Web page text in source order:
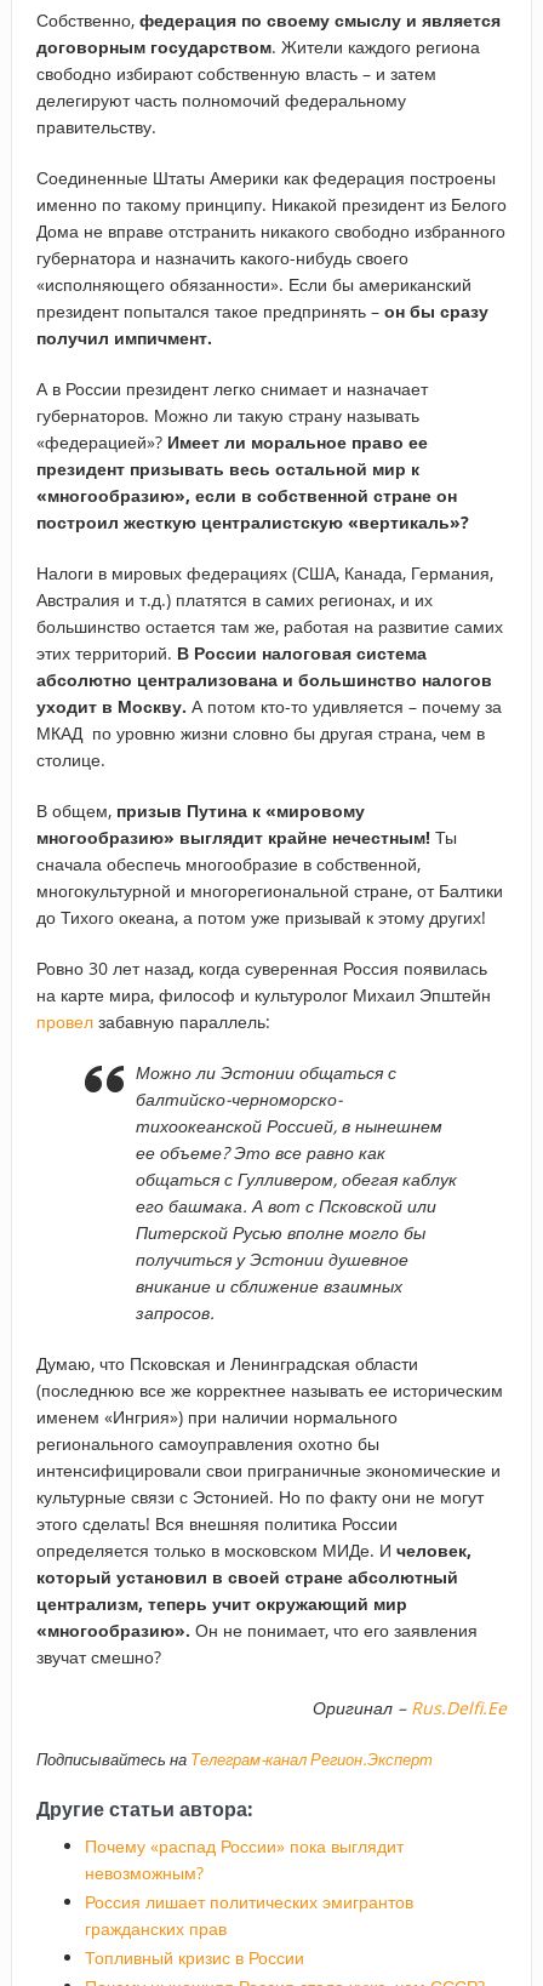
Собственно, федерация по своему смыслу и является
договорным государством. Жители каждого региона
свободно избирают собственную власть – и затем
делегируют часть полномочий федеральному
правительству.
Соединенные Штаты Америки как федерация построены
именно по такому принципу. Никакой президент из Белого
Дома не вправе отстранить никакого свободно избранного
губернатора и назначить какого-нибудь своего
«исполняющего обязанности». Если бы американский
президент попытался такое предпринять – он бы сразу
получил импичмент.
А в России президент легко снимает и назначает
губернаторов. Можно ли такую страну называть
«федерацией»? Имеет ли моральное право ее
президент призывать весь остальной мир к
«многообразию», если в собственной стране он
построил жесткую централистскую «вертикаль»?
Налоги в мировых федерациях (США, Канада, Германия,
Австралия и т.д.) платятся в самих регионах, и их
большинство остается там же, работая на развитие самих
этих территорий. В России налоговая система
абсолютно централизована и большинство налогов
уходит в Москву. А потом кто-то удивляется – почему за
МКАД по уровню жизни словно бы другая страна, чем в
столице.
В общем, призыв Путина к «мировому
многообразию» выглядит крайне нечестным!Ты
сначала обеспечь многообразие в собственной,
многокультурной и многорегиональной стране, от Балтики
до Тихого океана, а потом уже призывай к этому других!
Ровно 30 лет назад, когда суверенная Россия появилась
на карте мира, философ и культуролог Михаил Эпштейн
провелзабавную параллель:
Можно ли Эстонии общаться с
балтийско-черноморско-
тихоокеанской Россией, в нынешнем
ее объеме? Это все равно как
общаться с Гулливером, обегая каблук
его башмака. А вот с Псковской или
Питерской Русью вполне могло бы
получиться у Эстонии душевное
вникание и сближение взаимных
запросов.
Думаю, что Псковская и Ленинградская области
(последнюю все же корректнее называть ее историческим
именем «Ингрия») при наличии нормального
регионального самоуправления охотно бы
интенсифицировали свои приграничные экономические и
культурные связи с Эстонией. Но по факту они не могут
этого сделать! Вся внешняя политика России
определяется только в московском МИДе. И человек,
который установил в своей стране абсолютный
централизм, теперь учит окружающий мир
«многообразию». Он не понимает, что его заявления
звучат смешно?
Оригинал – Rus.Delfi.Ee
Подписывайтесь на Телеграм-канал Регион.Эксперт
Другие статьи автора:
Почему «распад России» пока выглядит
невозможным?
Россия лишает политических эмигрантов
гражданских прав
Топливный кризис в России